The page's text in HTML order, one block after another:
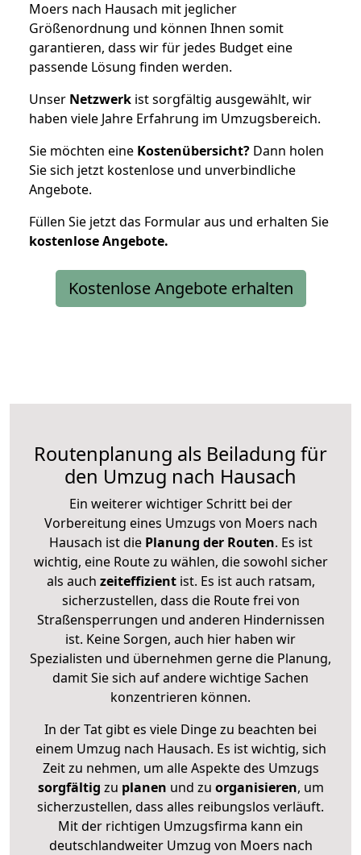
Moers nach Hausach mit jeglicher
Größenordnung und können Ihnen somit
garantieren, dass wir für jedes Budget eine
passende Lösung finden werden.
Unser Netzwerk ist sorgfältig ausgewählt, wir
haben viele Jahre Erfahrung im Umzugsbereich.
Sie möchten eine Kostenübersicht? Dann holen
Sie sich jetzt kostenlose und unverbindliche
Angebote.
Füllen Sie jetzt das Formular aus und erhalten Sie
kostenloseAngebote.
Kostenlose Angebote erhalten
Routenplanung als Beiladung für
den Umzug nach Hausach
Ein weiterer wichtiger Schritt bei der
Vorbereitung eines Umzugs von Moers nach
Hausach ist diePlanung der Routen. Es ist
wichtig, eine Route zu wählen, die sowohl sicher
als auch zeiteffizientist. Es ist auch ratsam,
sicherzustellen, dass die Route frei von
Straßensperrungen und anderen Hindernissen
ist. Keine Sorgen, auch hier haben wir
Spezialisten und übernehmen gerne die Planung,
damit Sie sich auf andere wichtige Sachen
konzentrieren können.
In der Tat gibt es viele Dinge zu beachten bei
einem Umzug nach Hausach. Es ist wichtig, sich
Zeit zu nehmen, um alle Aspekte des Umzugs
sorgfältig zu planen und zu organisieren, um
sicherzustellen, dass alles reibungslos verläuft.
Mit der richtigen Umzugsfirma kann ein
deutschlandweiter Umzug von Moers nach